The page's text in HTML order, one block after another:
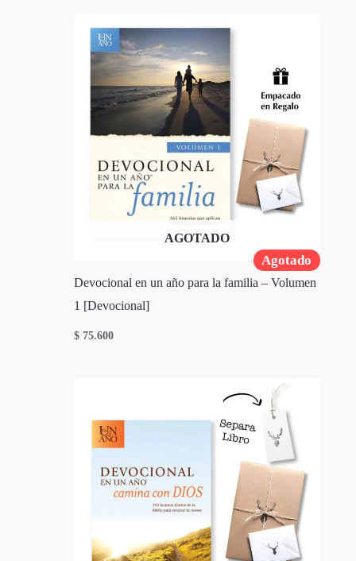
Agotado
AGOTADO
Devocional en un año para la familia – Volumen
1 [Devocional]
$ 75.600